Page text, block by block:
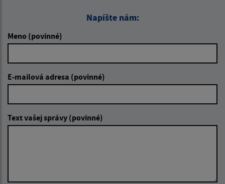
Napíšte nám:
Meno (povinné)
E-mailová adresa (povinné)
Text vašej správy (povinné)